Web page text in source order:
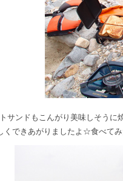
サンドもこんがり美味しそうに
くできあがりましたよ☆食べて